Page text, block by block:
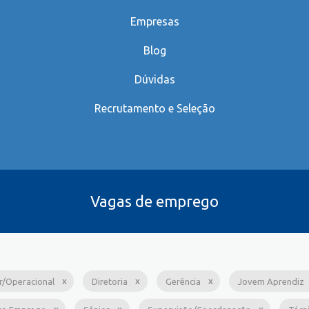
Empresas
Blog
Dúvidas
Recrutamento e Seleção
Vagas de emprego
Operacional Diretoria Gerência Jovem Aprendiz